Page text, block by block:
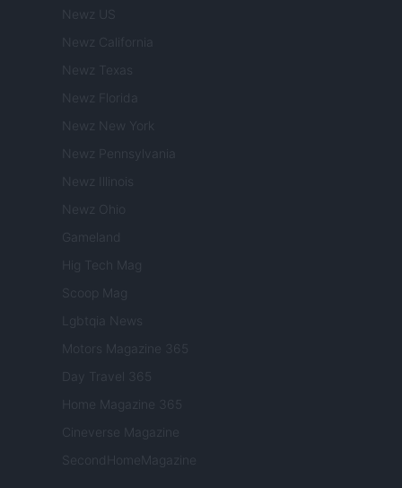
Newz US
Newz California
Newz Texas
Newz Florida
Newz New York
Newz Pennsylvania
Newz Illinois
Newz Ohio
Gameland
Hig Tech Mag
Scoop Mag
Lgbtqia News
Motors Magazine 365
Day Travel 365
Home Magazine 365
Cineverse Magazine
SecondHomeMagazine